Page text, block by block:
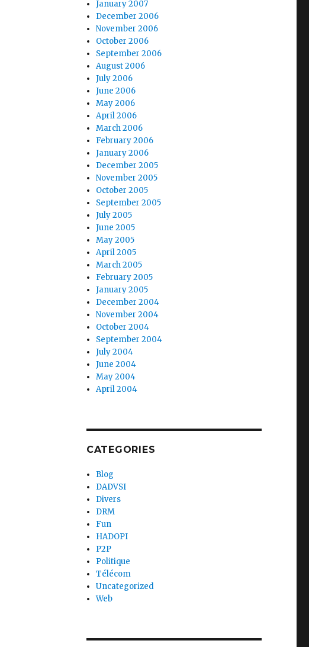
January 2007
December 2006
November 2006
October 2006
September 2006
August 2006
July 2006
June 2006
May 2006
April 2006
March 2006
February 2006
January 2006
December 2005
November 2005
October 2005
September 2005
July 2005
June 2005
May 2005
April 2005
March 2005
February 2005
January 2005
December 2004
November 2004
October 2004
September 2004
July 2004
June 2004
May 2004
April 2004
CATEGORIES
Blog
DADVSI
Divers
DRM
Fun
HADOPI
P2P
Politique
Télécom
Uncategorized
Web